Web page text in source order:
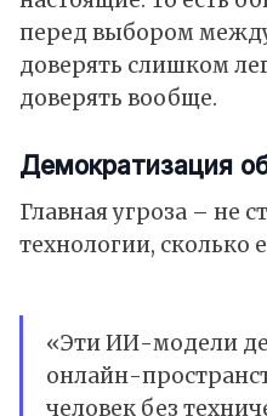
перед выбором
доверять слишком
доверять вообще.
Демократизация
Главная угроза – не
технологии, сколько
«Эти ИИ-модели
онлайн-
человек без